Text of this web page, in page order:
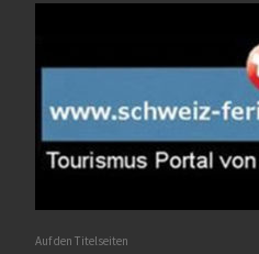
Auf den Titelseiten